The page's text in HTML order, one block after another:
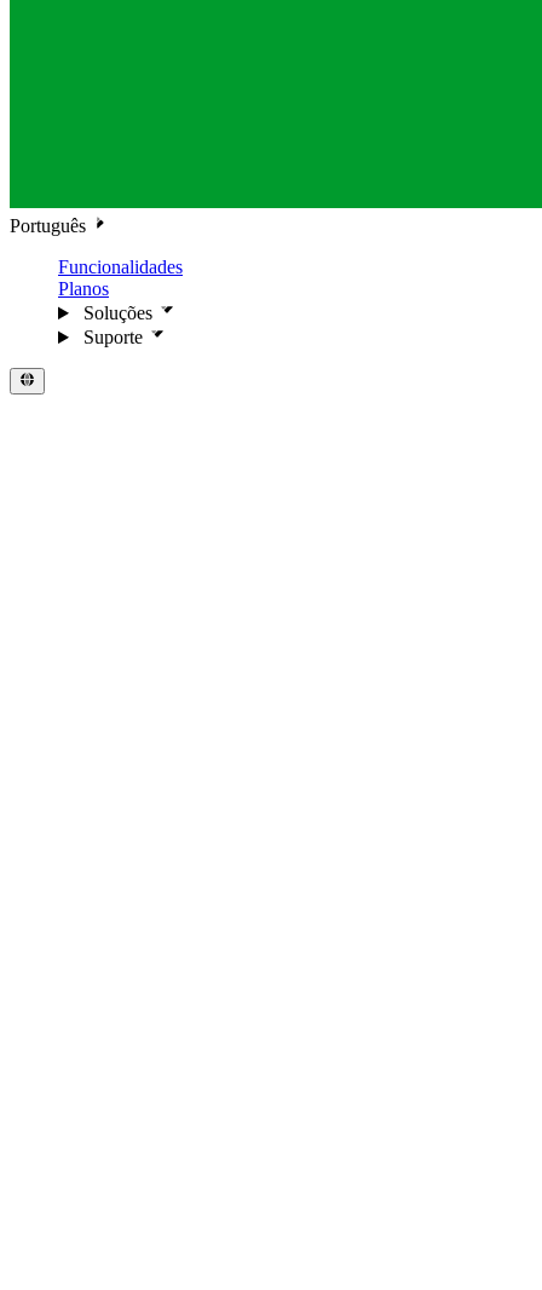
Português
Funcionalidades
Planos
Soluções
Suporte